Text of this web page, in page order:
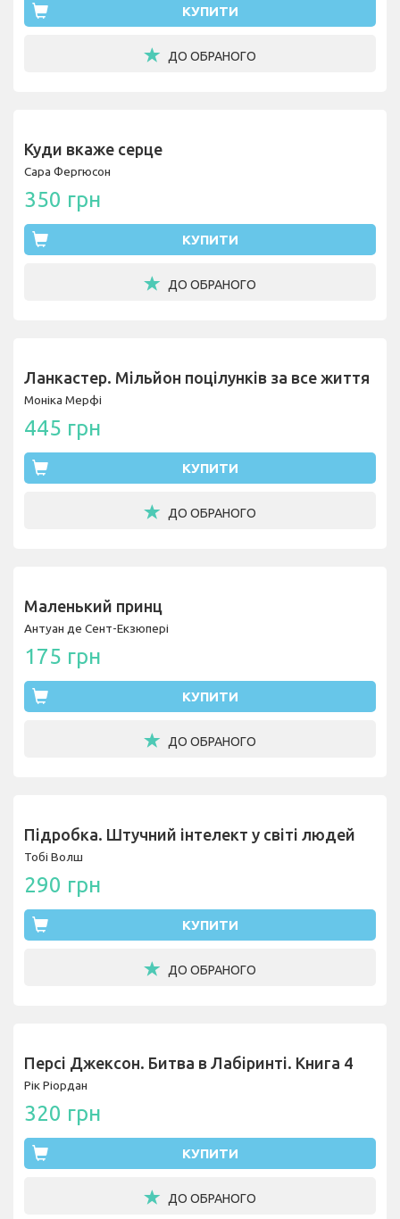
КУПИТИ
ДО ОБРАНОГО
Куди вкаже серце
Сара Фергюсон
350 грн
КУПИТИ
ДО ОБРАНОГО
Ланкастер. Мільйон поцілунків за все життя
Моніка Мерфі
445 грн
КУПИТИ
ДО ОБРАНОГО
Маленький принц
Антуан де Сент-Екзюпері
175 грн
КУПИТИ
ДО ОБРАНОГО
Підробка. Штучний інтелект у світі людей
Тобі Волш
290 грн
КУПИТИ
ДО ОБРАНОГО
Персі Джексон. Битва в Лабіринті. Книга 4
Рік Ріордан
320 грн
КУПИТИ
ДО ОБРАНОГО